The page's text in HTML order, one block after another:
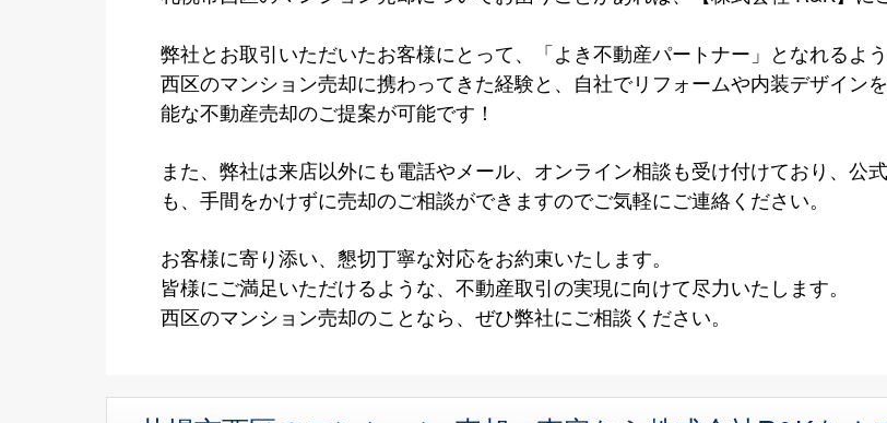
弊社とお取引いただいたお客様にとって、「よき不動産パートナー」となれるよ
西区のマンション売却に携わってきた経験と、自社でリフォームや内装デザイン
能な不動産売却のご提案が可能です！
また、弊社は来店以外にも電話やメール、オンライン相談も受け付けており、公
も、手間をかけずに売却のご相談ができますのでご気軽にご連絡ください。
お客様に寄り添い、懇切丁寧な対応をお約束いたします。
皆様にご満足いただけるような、不動産取引の実現に向けて尽力いたします。
西区のマンション売却のことなら、ぜひ弊社にご相談ください。